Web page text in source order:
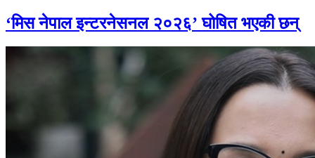
‘मिस नेपाल इन्टरनेसनल २०२६’ घोषित भएकी छन्